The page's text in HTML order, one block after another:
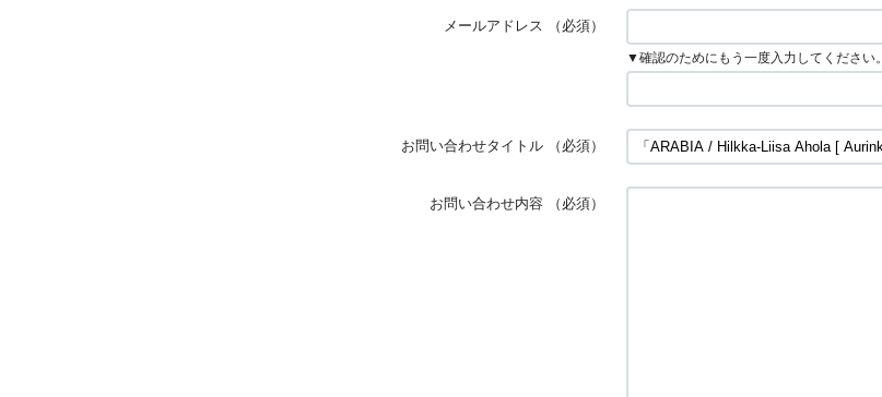
メールアドレス （必須）
▼確認のためにもう一度入力してください。
お問い合わせタイトル （必須）
お問い合わせ内容 （必須）